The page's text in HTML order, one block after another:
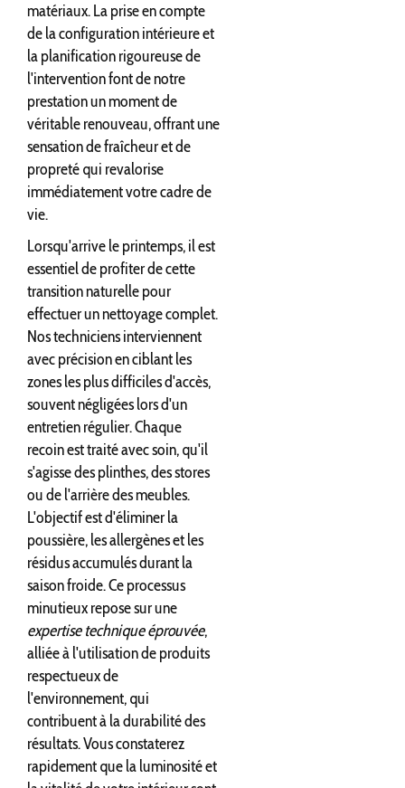
matériaux. La prise en compte
de la configuration intérieure et
la planification rigoureuse de
l'intervention font de notre
prestation un moment de
véritable renouveau, offrant une
sensation de fraîcheur et de
propreté qui revalorise
immédiatement votre cadre de
vie.
Lorsqu'arrive le printemps, il est
essentiel de profiter de cette
transition naturelle pour
effectuer un nettoyage complet.
Nos techniciens interviennent
avec précision en ciblant les
zones les plus difficiles d'accès,
souvent négligées lors d'un
entretien régulier. Chaque
recoin est traité avec soin, qu'il
s'agisse des plinthes, des stores
ou de l'arrière des meubles.
L'objectif est d'éliminer la
poussière, les allergènes et les
résidus accumulés durant la
saison froide. Ce processus
minutieux repose sur une
expertise technique éprouvée,
alliée à l'utilisation de produits
respectueux de
l'environnement, qui
contribuent à la durabilité des
résultats. Vous constaterez
rapidement que la luminosité et